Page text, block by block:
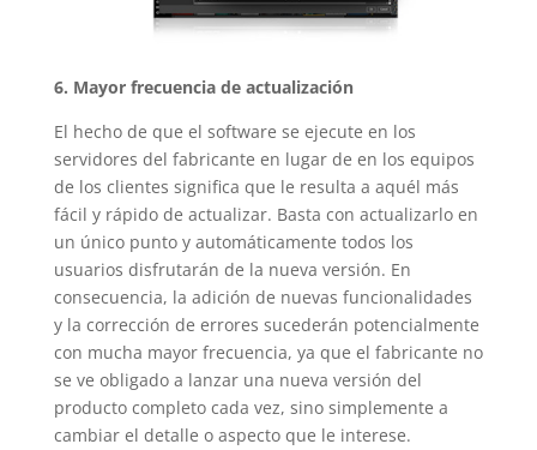
6. Mayor frecuencia de actualización
El hecho de que el software se ejecute en los
servidores del fabricante en lugar de en los equipos
de los clientes significa que le resulta a aquél más
fácil y rápido de actualizar. Basta con actualizarlo en
un único punto y automáticamente todos los
usuarios disfrutarán de la nueva versión. En
consecuencia, la adición de nuevas funcionalidades
y la corrección de errores sucederán potencialmente
con mucha mayor frecuencia, ya que el fabricante no
se ve obligado a lanzar una nueva versión del
producto completo cada vez, sino simplemente a
cambiar el detalle o aspecto que le interese.